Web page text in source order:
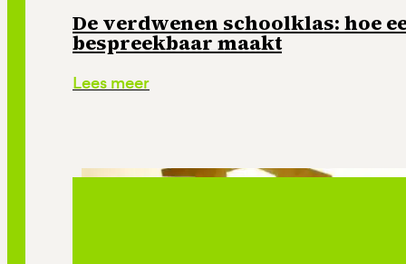
De verdwenen schoolklas: hoe
bespreekbaar maakt
Lees meer